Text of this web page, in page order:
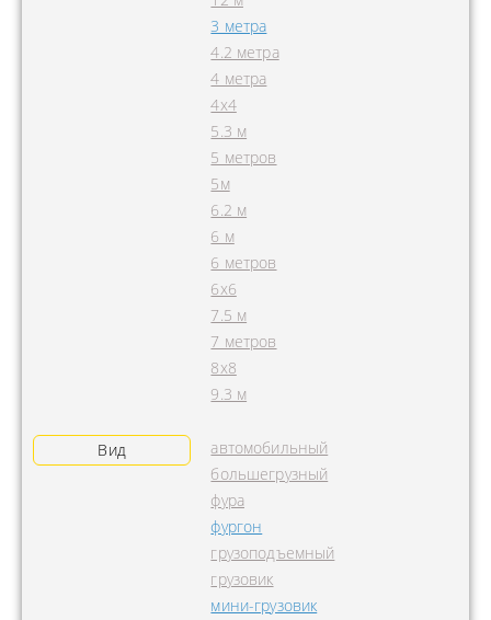
3 метра
4.2 метра
4 метра
4x4
5.3 м
5 метров
5м
6.2 м
6 м
6 метров
6х6
7.5 м
7 метров
8х8
9.3 м
Вид
автомобильный
большегрузный
фура
фургон
грузоподъемный
грузовик
мини-грузовик